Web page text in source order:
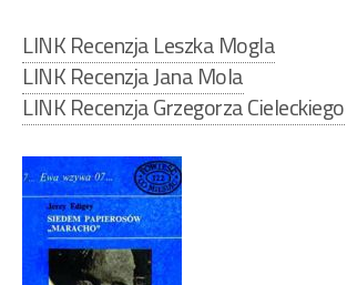
LINK Recenzja Leszka Mogla
LINK Recenzja Jana Mola
LINK Recenzja Grzegorza Cieleckiego